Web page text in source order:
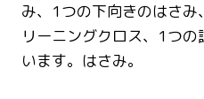
み、1つの下向きのはさ
リーニングクロス、1つ
います。はさみ。